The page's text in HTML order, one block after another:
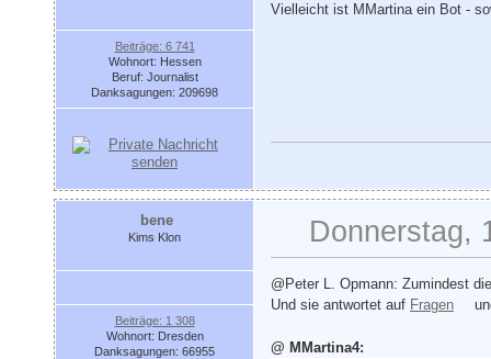
Beiträge: 6 741
Wohnort: Hessen
Beruf: Journalist
Danksagungen: 209698
Vielleicht ist MMartina ein Bot -
bene
Kims Klon
Beiträge: 1 308
Wohnort: Dresden
Danksagungen: 66955
Donnerstag,
@Peter L. Opmann: Zumindest
Und sie antwortet auf Fragen
@ MMartina4: